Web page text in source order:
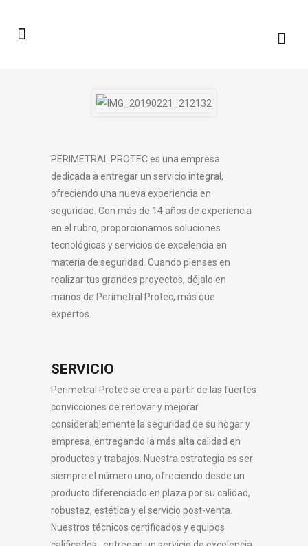
PERIMETRAL PROTEC es una empresa
dedicada a entregar un servicio integral,
ofreciendo una nueva experiencia en
seguridad. Con más de 14 años de experiencia
en el rubro, proporcionamos soluciones
tecnológicas y servicios de excelencia en
materia de seguridad. Cuando pienses en
realizar tus grandes proyectos, déjalo en
manos de Perimetral Protec, más que
expertos.
SERVICIO
Perimetral Protec se crea a partir de las fuertes
convicciones de renovar y mejorar
considerablemente la seguridad de su hogar y
empresa, entregando la más alta calidad en
productos y trabajos. Nuestra estrategia es ser
siempre el número uno, ofreciendo desde un
producto diferenciado en plaza por su calidad,
robustez, estética y el servicio post-venta.
Nuestros técnicos certificados y equipos